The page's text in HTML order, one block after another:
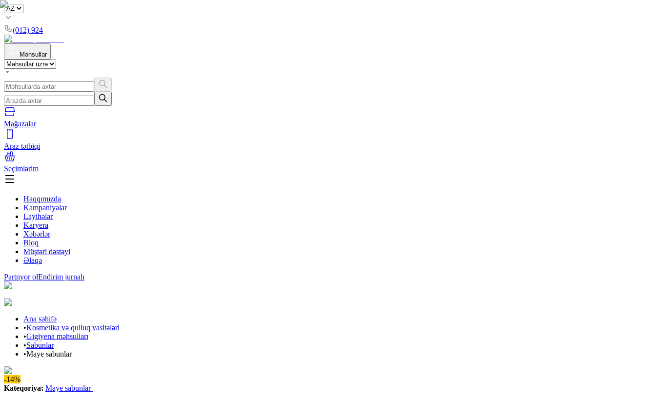
(012) 924
Məhsullar
Mağazalar
Araz tətbiqi
Seçimlərim
Haqqımızda
Kampaniyalar
Layihələr
Karyera
Xəbərlər
Bloq
Müştəri dəstəyi
Əlaqə
Partnyor olEndirim jurnalı
Ana səhifə
•Kosmetika və qulluq vasitələri
•Gigiyena məhsulları
•Sabunlar
•Maye sabunlar
-14%
Kateqoriya: Maye sabunlar